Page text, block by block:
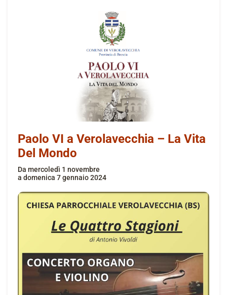
Paolo VI a Verolavecchia – La Vita
Del Mondo
da mercoledì 1 novembre
a domenica 7 gennaio 2024